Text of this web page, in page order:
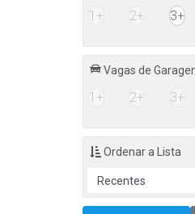
1+ 2+ 3+
Vagas de
1+ 2+ 3+
Ordenar a Lista